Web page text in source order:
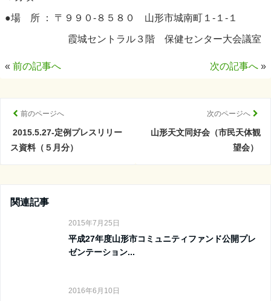
●場 所 ： 〒９９０-８５８０ 山形市城南町１-１-１
霞城セントラル３階 保健センター大会議室
« 前の記事へ 次の記事へ »
前のページへ
2015.5.27-定例プレスリリー
ス資料（５月分）
次のページへ
山形天文同好会（市民天体観
望会）
関連記事
2015年7月25日
平成27年度山形市コミュニティファンド公開プレ
ゼンテーション...
2016年6月10日